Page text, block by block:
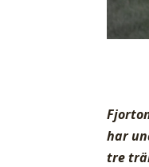
har
tre